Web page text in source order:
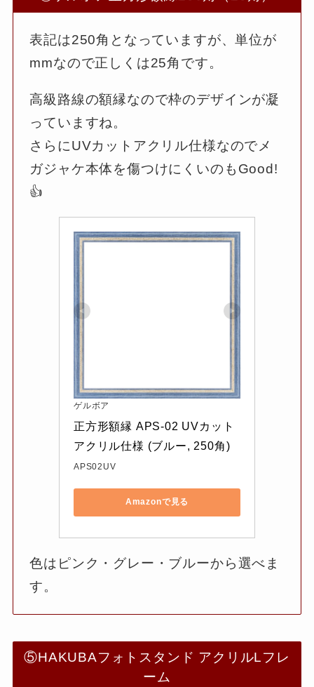
表記は250角となっていますが、単位が
mmなので正しくは25角です。
高級路線の額縁なので枠のデザインが凝
っていますね。
さらにUVカットアクリル仕様なのでメ
ガジャケ本体を傷つけにくいのもGood!
👍
ゲルボア
正方形額縁 APS-02 UVカット
アクリル仕様 (ブルー, 250角)
APS02UV
Amazonで見る
色はピンク・グレー・ブルーから選べま
す。
⑤HAKUBAフォトスタンド アクリルLフレ
ーム